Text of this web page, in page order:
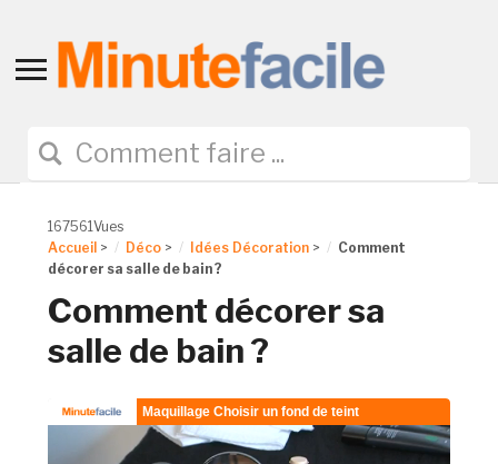
Toggle
navigation
167561Vues
Accueil > Déco > Idées Décoration >
Comment
décorer sa salle de bain ?
Comment décorer sa
salle de bain ?